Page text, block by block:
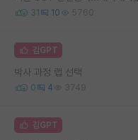
31 10 5760
김GPT
박사 과정 랩 선택
0 4 3749
김GPT